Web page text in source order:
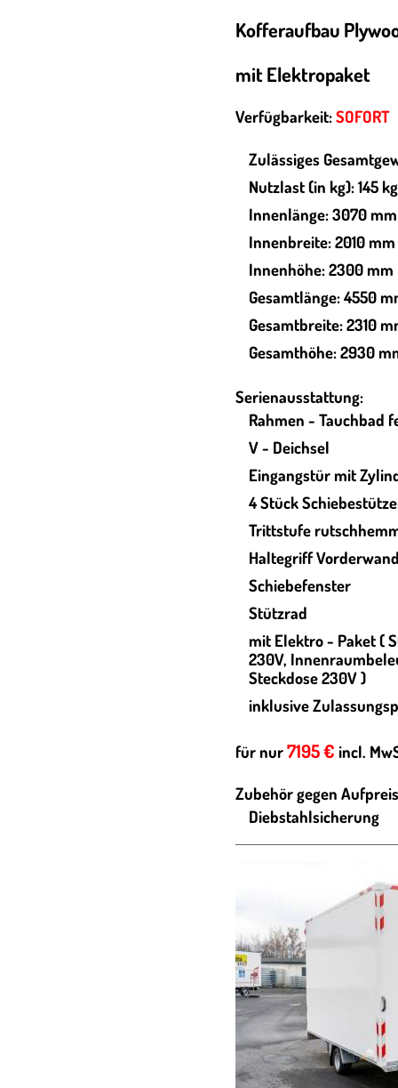
Kofferaufbau
mit Elektropaket
Verfügbarkeit:SOFORT
Zulässiges
Nutzlast (in kg): 145 kg
Innenlänge: 3070 mm
Innenbreite: 2010 mm
Innenhöhe: 2300 mm
Gesamtlänge: 4550
Gesamtbreite: 2310
Gesamthöhe: 2930
Serienausstattung:
Rahmen - Tauchbad
V - Deichsel
Eingangstür mit
4 Stück
Trittstufe
Haltegriff
Schiebefenster
Stützrad
mit Elektro - Paket (
230V,
Steckdose 230V )
inklusive
für nur7195 € incl.
Zubehör gegen
Diebstahlsicherung